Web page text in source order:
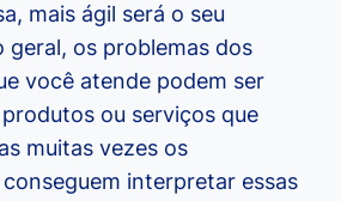
mais ágil será o seu
geral, os problemas dos
você atende podem ser
ou serviços que
muitas vezes os
interpretar essas